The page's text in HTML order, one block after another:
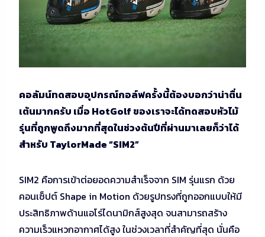
คอลัมน์ทดสอบอุปกรณ์กอล์ฟครั้งนี้ต้องบอกว่าน่าตื่น
เต้นมากครับ เมื่อ HotGolf ของเราจะได้ทดสอบหัวไม้
รุ่นที่ถูกพูดถึงมากที่สุดในช่วงต้นปีที่ผ่านมาเลยก็ว่าได้
สำหรับ TaylorMade “SIM2”
SIM2 คือการเข้าต่อยอดความสำเร็จจาก SIM รุ่นแรก ด้วย
คอนเซ็ปต์ Shape in Motion ด้วยรูปทรงที่ถูกออกแบบให้มี
ประสิทธิภาพด้านแอโร่ไดนามิกส์สูงสุด จนสามารถสร้าง
ความเร็วแหวกอากาศได้สูง ในช่วงเวลาที่สำคัญที่สุด นั่นคือ